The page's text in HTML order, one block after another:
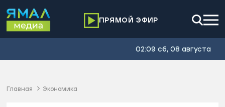
ПРЯМОЙ ЭФИР
02:09 сб, 08 августа
Главная Экономика